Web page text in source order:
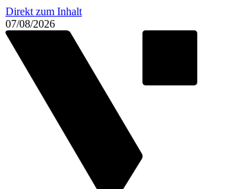
Direkt zum Inhalt
07/08/2026